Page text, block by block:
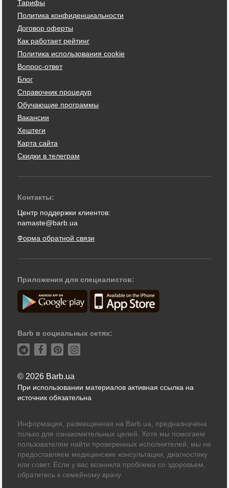
Тарифы
Политика конфиденциальности
Договор оферты
Как работает рейтинг
Политика использования cookie
Вопрос-ответ
Блог
Справочник процедур
Обучающие программы
Вакансии
Хештеги
Карта сайта
Скидки в телеграм
Контакты:
Центр поддержки клиентов:
namaste@barb.ua
Форма обратной связи
Приложения для специалистов:
Barb в социальных сетях:
© 2026 Barb.ua
При использовании материалов активная ссылка на
источник обязательна
Информация, размещенная на Barb.ua, предназначена
только для ознакомительных целей. Хотя мы помогаем
пользователям найти проверенных исполнителей, мы не
предоставляем медицинские консультации, диагностику
или совет. Если у вас возникла проблема со здоровьем,
обратитесь к семейному врачу.